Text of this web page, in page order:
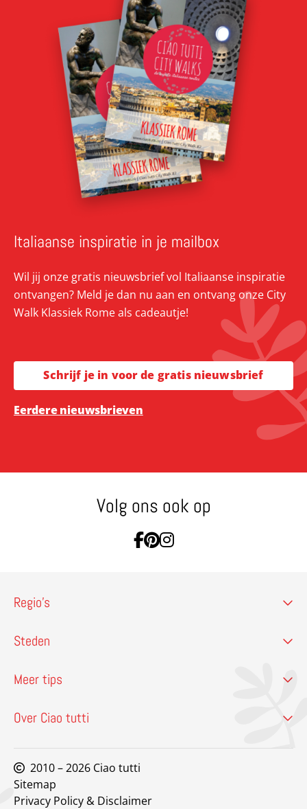
Italiaanse inspiratie in je mailbox
Wil jij onze gratis nieuwsbrief vol Italiaanse inspiratie
ontvangen? Meld je dan nu aan en ontvang onze City
Walk Klassiek Rome als cadeautje!
Schrijf je in voor de gratis nieuwsbrief
Eerdere nieuwsbrieven
Volg ons ook op
Ga naar Facebook
Ga naar Pinterest
Ga naar Instagram
Regio’s
Steden
Meer tips
Over Ciao tutti
2010 – 2026 Ciao tutti
Sitemap
Privacy Policy & Disclaimer